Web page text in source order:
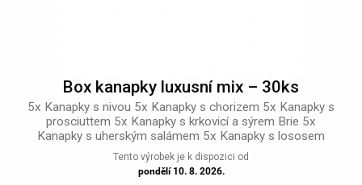
Box kanapky luxusní mix – 30ks
5x Kanapky s nivou 5x Kanapky s chorizem 5x Kanapky s
prosciuttem 5x Kanapky s krkovicí a sýrem Brie 5x
Kanapky s uherským salámem 5x Kanapky s lososem
Tento výrobek je k dispozici od
pondělí 10. 8. 2026.